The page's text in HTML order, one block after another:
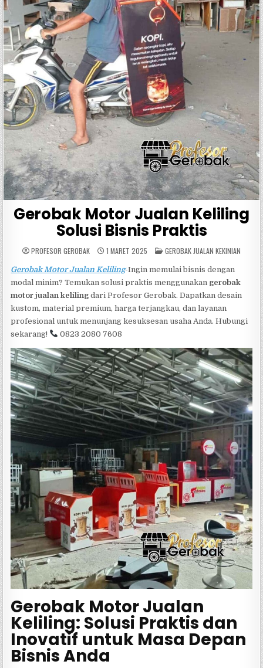
Gerobak Motor Jualan Keliling
Solusi Bisnis Praktis
PROFESOR GEROBAK 1 MARET 2025 POSTED
IN
GEROBAK JUALAN KEKINIAN
Gerobak Motor Jualan Keliling-Ingin memulai bisnis dengan
modal minim? Temukan solusi praktis menggunakan gerobak
motor jualan kelilingdari Profesor Gerobak. Dapatkan desain
kustom, material premium, harga terjangkau, dan layanan
profesional untuk menunjang kesuksesan usaha Anda. Hubungi
sekarang!
0823 2080 7608
Gerobak Motor Jualan
Keliling: Solusi Praktis dan
Inovatif untuk Masa Depan
Bisnis Anda